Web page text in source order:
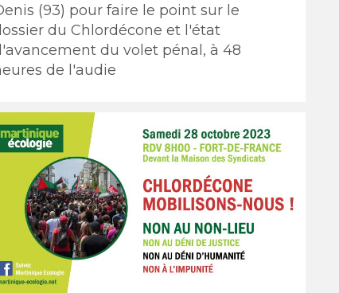
(93) pour faire le point sur le
du Chlordécone et l'état
du volet pénal, à 48
de l'audie